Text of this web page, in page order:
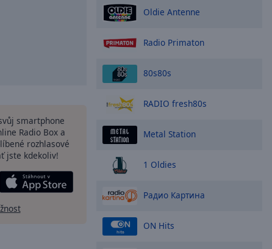
smartphone
Radio Box a
rozhlasové
jste kdekoliv!
Oldie Antenne
Radio Primaton
80s80s
RADIO fresh80s
Metal Station
1 Oldies
Радио Картина
ON Hits